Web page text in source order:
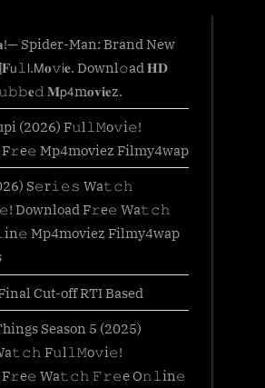
Spider-Man: Brand New
Downl𝚘ad 𝐇𝐃
𝐌𝗉𝟦m𝐨𝐯𝐢𝐞z.
(2026) F𝚞l𝚕𝙼o𝚟i𝚎!
Mp4moviez Filmy4wap
S𝚎r𝚒𝚎𝚜 Wa𝚝𝚌𝚑
Download F𝚛e𝚎 Wa𝚝𝚌𝚑
Mp4moviez Filmy4wap
Cut-off RTI Based
Season 5 (2025)
F𝚞l𝚕𝙼o𝚟i𝚎!
F𝚛e𝚎 Wa𝚝𝚌𝚑 𝙵𝚛𝚎e O𝚗𝚕in𝚎